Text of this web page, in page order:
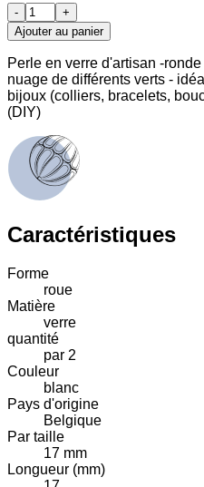
-
+
Ajouter au panier
Perle en verre d'artisan -
nuage de différents verts -
bijoux (colliers, bracelets,
(DIY)
Caractéristiques
Forme
roue
Matière
verre
quantité
par 2
Couleur
blanc
Pays d'origine
Belgique
Par taille
17 mm
Longueur (mm)